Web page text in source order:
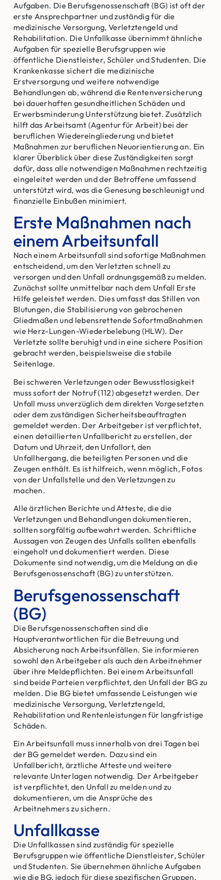
Aufgaben. Die Berufsgenossenschaft (BG) ist oft der
erste Ansprechpartner und zuständig für die
medizinische Versorgung, Verletztengeld und
Rehabilitation. Die Unfallkasse übernimmt ähnliche
Aufgaben für spezielle Berufsgruppen wie
öffentliche Dienstleister, Schüler und Studenten. Die
Krankenkasse sichert die medizinische
Erstversorgung und weitere notwendige
Behandlungen ab, während die Rentenversicherung
bei dauerhaften gesundheitlichen Schäden und
Erwerbsminderung Unterstützung bietet. Zusätzlich
hilft das Arbeitsamt (Agentur für Arbeit) bei der
beruflichen Wiedereingliederung und bietet
Maßnahmen zur beruflichen Neuorientierung an. Ein
klarer Überblick über diese Zuständigkeiten sorgt
dafür, dass alle notwendigen Maßnahmen rechtzeitig
eingeleitet werden und der Betroffene umfassend
unterstützt wird, was die Genesung beschleunigt und
finanzielle Einbußen minimiert.
Erste Maßnahmen nach
einem Arbeitsunfall
Nach einem Arbeitsunfall sind sofortige Maßnahmen
entscheidend, um den Verletzten schnell zu
versorgen und den Unfall ordnungsgemäß zu melden.
Zunächst sollte unmittelbar nach dem Unfall Erste
Hilfe geleistet werden. Dies umfasst das Stillen von
Blutungen, die Stabilisierung von gebrochenen
Gliedmaßen und lebensrettende Sofortmaßnahmen
wie Herz-Lungen-Wiederbelebung (HLW). Der
Verletzte sollte beruhigt und in eine sichere Position
gebracht werden, beispielsweise die stabile
Seitenlage.
Bei schweren Verletzungen oder Bewusstlosigkeit
muss sofort der Notruf (112) abgesetzt werden. Der
Unfall muss unverzüglich dem direkten Vorgesetzten
oder dem zuständigen Sicherheitsbeauftragten
gemeldet werden. Der Arbeitgeber ist verpflichtet,
einen detaillierten Unfallbericht zu erstellen, der
Datum und Uhrzeit, den Unfallort, den
Unfallhergang, die beteiligten Personen und die
Zeugen enthält. Es ist hilfreich, wenn möglich, Fotos
von der Unfallstelle und den Verletzungen zu
machen.
Alle ärztlichen Berichte und Atteste, die die
Verletzungen und Behandlungen dokumentieren,
sollten sorgfältig aufbewahrt werden. Schriftliche
Aussagen von Zeugen des Unfalls sollten ebenfalls
eingeholt und dokumentiert werden. Diese
Dokumente sind notwendig, um die Meldung an die
Berufsgenossenschaft (BG) zu unterstützen.
Berufsgenossenschaft
(BG)
Die Berufsgenossenschaften sind die
Hauptverantwortlichen für die Betreuung und
Absicherung nach Arbeitsunfällen. Sie informieren
sowohl den Arbeitgeber als auch den Arbeitnehmer
über ihre Meldepflichten. Bei einem Arbeitsunfall
sind beide Parteien verpflichtet, den Unfall der BG zu
melden. Die BG bietet umfassende Leistungen wie
medizinische Versorgung, Verletztengeld,
Rehabilitation und Rentenleistungen für langfristige
Schäden.
Ein Arbeitsunfall muss innerhalb von drei Tagen bei
der BG gemeldet werden. Dazu sind ein
Unfallbericht, ärztliche Atteste und weitere
relevante Unterlagen notwendig. Der Arbeitgeber
ist verpflichtet, den Unfall zu melden und zu
dokumentieren, um die Ansprüche des
Arbeitnehmers zu sichern.
Unfallkasse
Die Unfallkassen sind zuständig für spezielle
Berufsgruppen wie öffentliche Dienstleister, Schüler
und Studenten. Sie übernehmen ähnliche Aufgaben
wie die BG, jedoch für diese spezifischen Gruppen.